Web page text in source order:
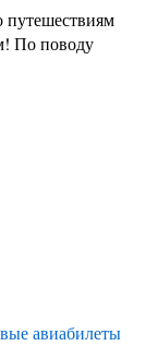
путешествиям
По поводу
авиабилеты